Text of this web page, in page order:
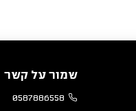
שמור על קשר
0587886558